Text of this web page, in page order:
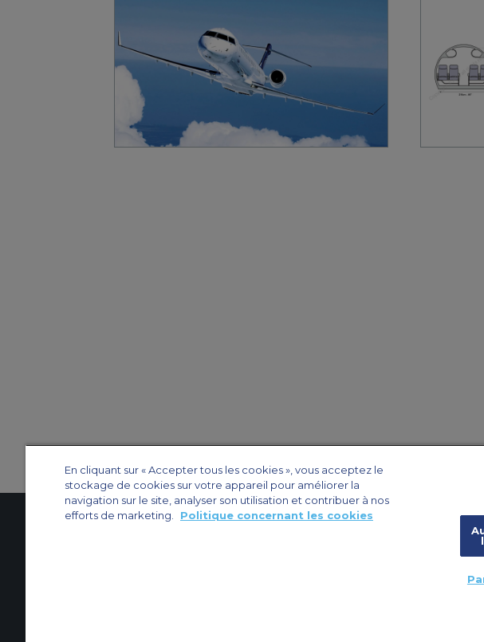
© 2026 ACS Air Charter Brussels S.R.L, Levels 0, 5 & 6, Schuman 3, 2-4 Schuman Roundabout,
En cliquant sur « Accepter tous les cookies », vous acceptez le
stockage de cookies sur votre appareil pour améliorer la
navigation sur le site, analyser son utilisation et contribuer à nos
efforts de marketing.
Politique concernant les cookies